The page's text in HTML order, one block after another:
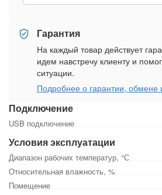
Подключение
USB подключение
Условия эксплуатации
Диапазон рабочих температур, °С
Относительная влажность, %
Помещение
Гарантия
На каждый товар действует
идем навстречу клиенту и
ситуации.
Подробнее о гарантии, обмене